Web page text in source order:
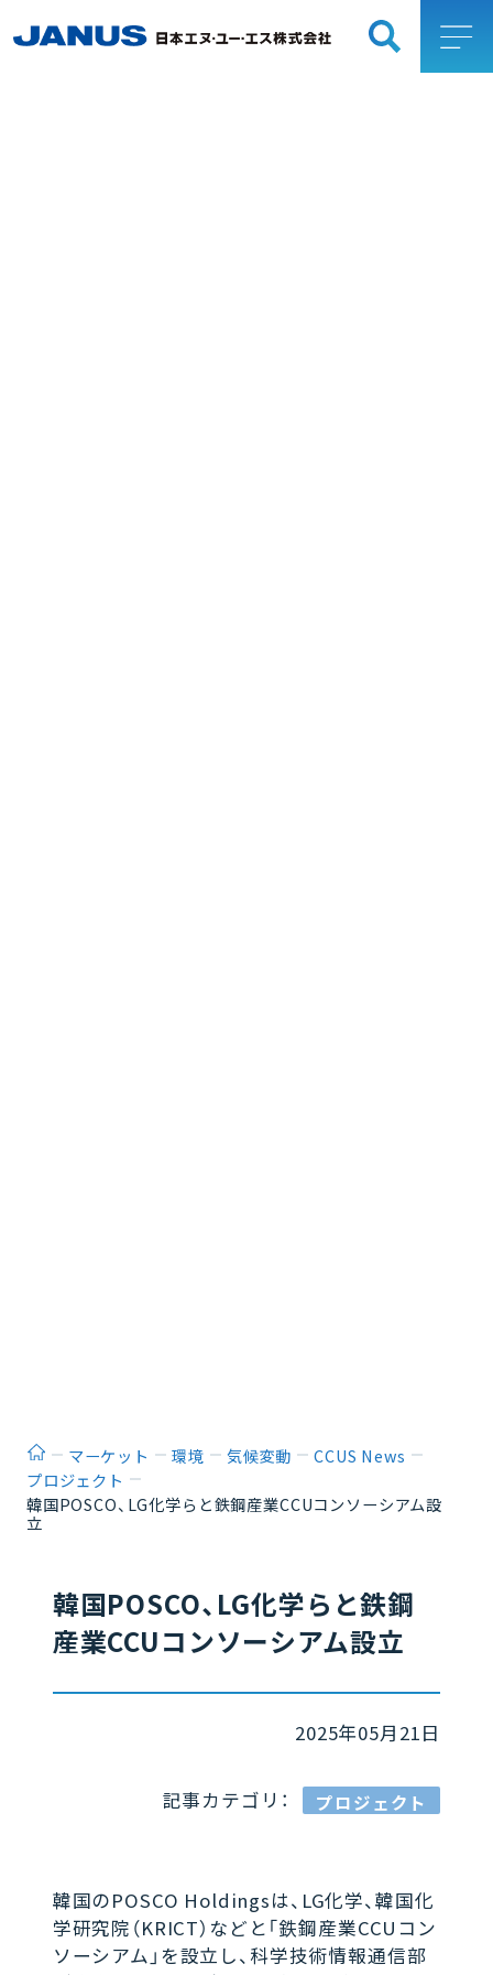
ホームマーケット 環境 気候変動
CCUS News
プロジェクト
韓国POSCO、LG化学らと鉄鋼産業CCUコンソーシアム設
立
韓国POSCO、LG化学らと鉄鋼
産業CCUコンソーシアム設立
2025年05月21日
記事カテゴリ： プロジェクト
韓国のPOSCO Holdingsは、LG化学、韓国化
学研究院（KRICT）などと「鉄鋼産業CCUコン
ソーシアム」を設立し、科学技術情報通信部